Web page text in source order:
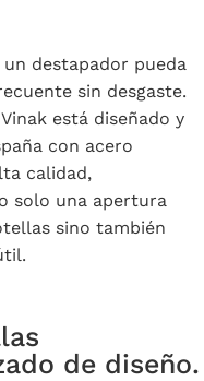
un destapador pueda
sin desgaste.
está diseñado y
con acero
calidad,
solo una apertura
sino también
de diseño.